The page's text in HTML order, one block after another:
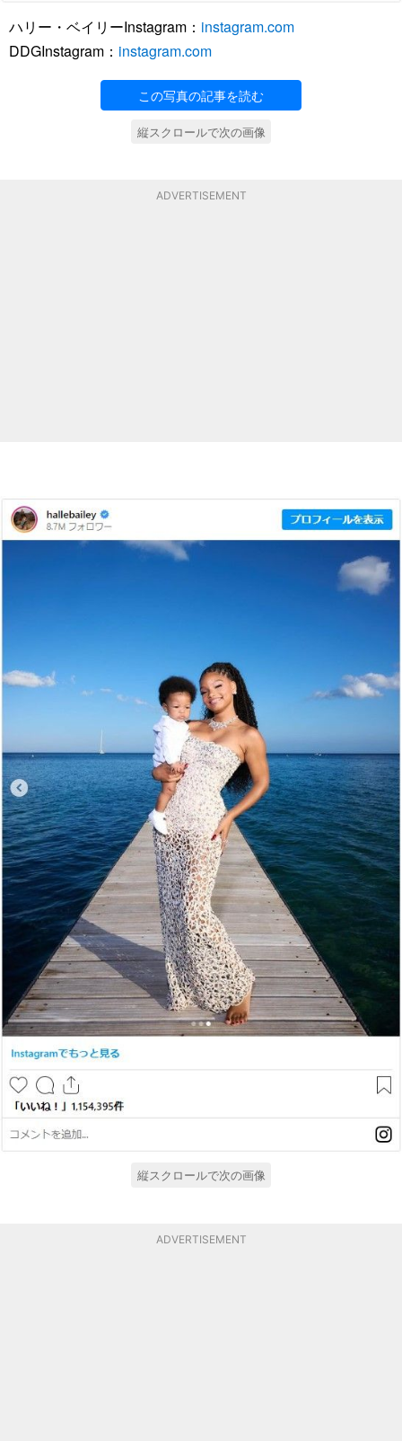
ハリー・ベイリーInstagram： instagram.com
DDGInstagram： instagram.com
この写真の記事を読む
縦スクロールで次の画像
ADVERTISEMENT
縦スクロールで次の画像
ADVERTISEMENT